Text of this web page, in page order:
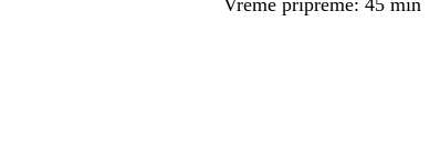
Vreme pripreme: 45 min